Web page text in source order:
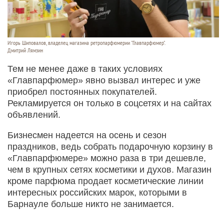
Игорь Шиповалов, владелец магазина ретропарфюмерии "Главпарфюмер".
Дмитрий Лямзин
Тем не менее даже в таких условиях
«Главпарфюмер» явно вызвал интерес и уже
приобрел постоянных покупателей.
Рекламируется он только в соцсетях и на сайтах
объявлений.
Бизнесмен надеется на осень и сезон
праздников, ведь собрать подарочную корзину в
«Главпарфюмере» можно раза в три дешевле,
чем в крупных сетях косметики и духов. Магазин
кроме парфюма продает косметические линии
интересных российских марок, которыми в
Барнауле больше никто не занимается.